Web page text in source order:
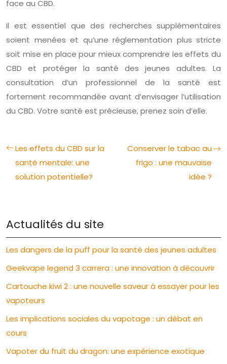
face au CBD.
Il est essentiel que des recherches supplémentaires
soient menées et qu’une réglementation plus stricte
soit mise en place pour mieux comprendre les effets du
CBD et protéger la santé des jeunes adultes. La
consultation d’un professionnel de la santé est
fortement recommandée avant d’envisager l’utilisation
du CBD. Votre santé est précieuse, prenez soin d’elle.
Les effets du CBD sur la
santé mentale: une
solution potentielle?
Conserver le tabac au
frigo : une mauvaise
idée ?
Actualités du site
Les dangers de la puff pour la santé des jeunes adultes
Geekvape legend 3 carrera : une innovation à découvrir
Cartouche kiwi 2 : une nouvelle saveur à essayer pour les
vapoteurs
Les implications sociales du vapotage : un débat en
cours
Vapoter du fruit du dragon: une expérience exotique